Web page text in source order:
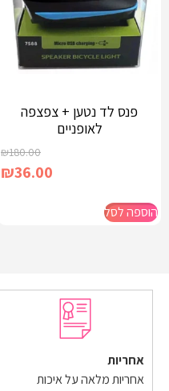
פנס לד נטען + צפצפה
לאופניים
₪180.00
₪36.00
הוספה לסל
אחריות
אחריות מלאה על איכות